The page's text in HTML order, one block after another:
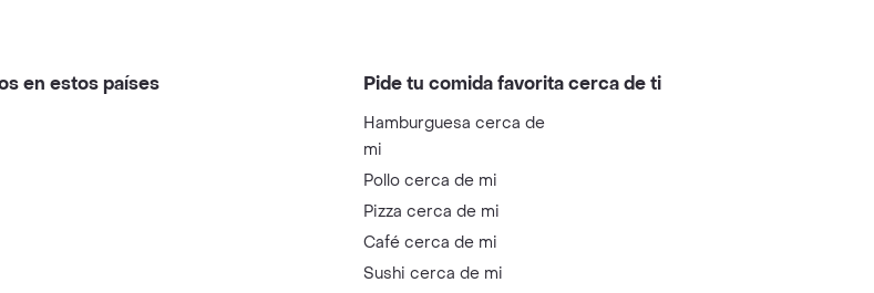
en estos países Pide tu comida favorita cerca de ti
Hamburguesa cerca de
mi
Pollo cerca de mi
Pizza cerca de mi
Café cerca de mi
Sushi cerca de mi